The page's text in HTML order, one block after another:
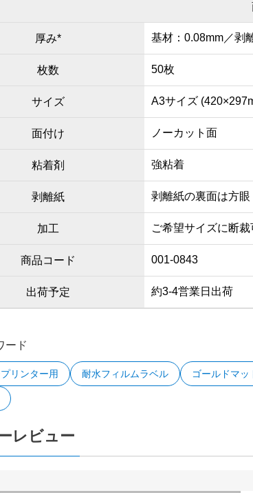
厚み* 基材：0.08mm／剥
枚数 50枚
サイズ A3サイズ
面付け ノーカット面
粘着剤 強粘着
剥離紙 剥離紙の裏面は方
加工 ご希望サイズに断裁
商品コード 001-0843
出荷予定 約3-4営業日出荷
ード
リンター用 耐水フィルムラベル ゴールドマッ
レビュー